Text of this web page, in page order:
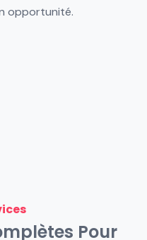
opportunité.
Pour